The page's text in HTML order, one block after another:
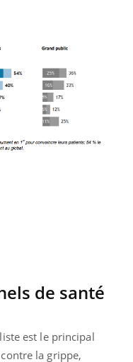
de santé
est le principal
la grippe,